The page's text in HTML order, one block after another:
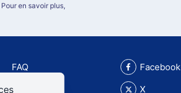
en savoir plus,
FAQ
Facebook
X